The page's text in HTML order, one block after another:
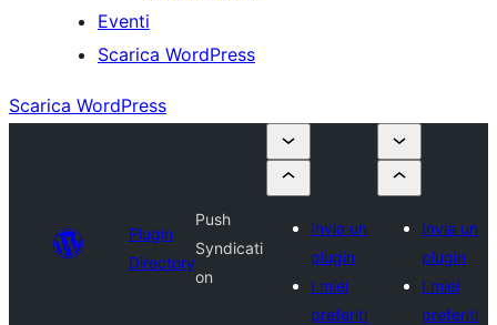
Eventi
Scarica WordPress
Scarica WordPress
Plugin
Directory
Push
Syndicati
on
Invia un
plugin
I miei
preferiti
Invia un
plugin
I miei
preferiti